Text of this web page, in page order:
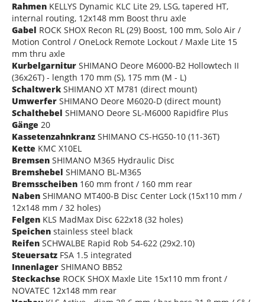
Rahmen KELLYS Dynamic KLC Lite 29, LSG, tapered HT,
internal routing, 12x148 mm Boost thru axle
Gabel ROCK SHOX Recon RL (29) Boost, 100 mm, Solo Air /
Motion Control / OneLock Remote Lockout / Maxle Lite 15
mm thru axle
Kurbelgarnitur SHIMANO Deore M6000-B2 Hollowtech II
(36x26T) - length 170 mm (S), 175 mm (M - L)
Schaltwerk SHIMANO XT M781 (direct mount)
Umwerfer SHIMANO Deore M6020-D (direct mount)
Schalthebel SHIMANO Deore SL-M6000 Rapidfire Plus
Gänge 20
Kassetenzahnkranz SHIMANO CS-HG50-10 (11-36T)
Kette KMC X10EL
Bremsen SHIMANO M365 Hydraulic Disc
Bremshebel SHIMANO BL-M365
Bremsscheiben 160 mm front / 160 mm rear
Naben SHIMANO MT400-B Disc Center Lock (15x110 mm /
12x148 mm / 32 holes)
Felgen KLS MadMax Disc 622x18 (32 holes)
Speichen stainless steel black
Reifen SCHWALBE Rapid Rob 54-622 (29x2.10)
Steuersatz FSA 1.5 integrated
Innenlager SHIMANO BB52
Steckachse ROCK SHOX Maxle Lite 15x110 mm front /
NOVATEC 12x148 mm rear